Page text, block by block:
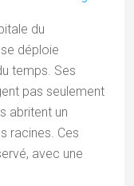
du
déploie
temps. Ses
pas seulement
abritent un
racines. Ces
avec une